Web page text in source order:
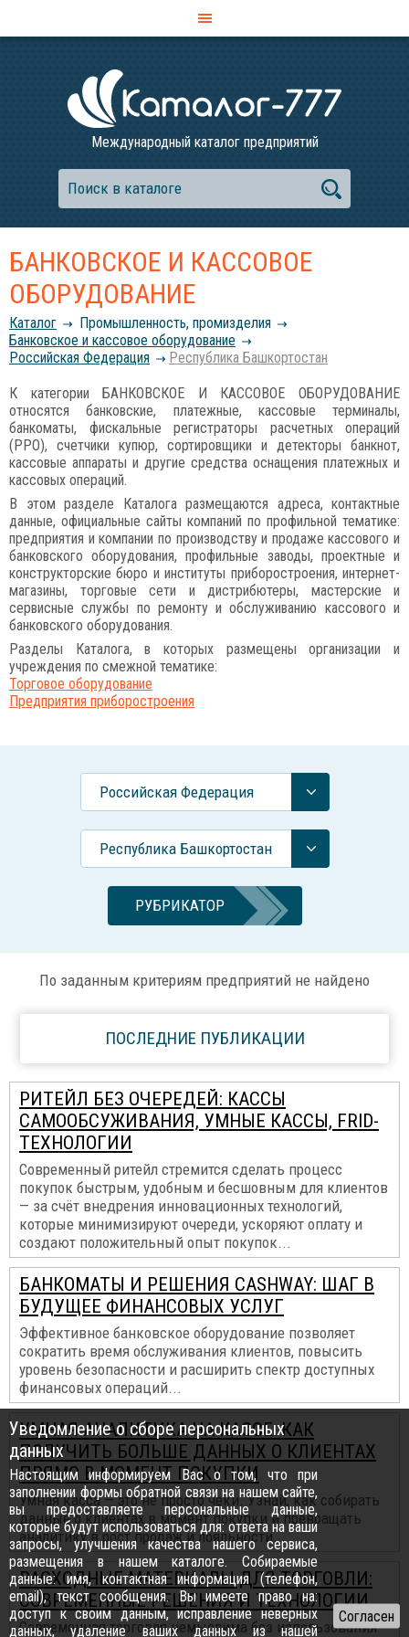
Международный каталог предприятий
БАНКОВСКОЕ И КАССОВОЕ
ОБОРУДОВАНИЕ
Каталог
Промышленность, промизделия
Банковское и кассовое оборудование
Российcкая Федерация
Республика Башкортостан
К категории БАНКОВСКОЕ И КАССОВОЕ ОБОРУДОВАНИЕ
относятся банковские, платежные, кассовые терминалы,
банкоматы, фискальные регистраторы расчетных операций
(РРО), счетчики купюр, сортировщики и детекторы банкнот,
кассовые аппараты и другие средства оснащения платежных и
кассовых операций.
В этом разделе Каталога размещаются адреса, контактные
данные, официальные сайты компаний по профильной тематике:
предприятия и компании по производству и продаже кассового и
банковского оборудования, профильные заводы, проектные и
конструкторские бюро и институты приборостроения, интернет-
магазины, торговые сети и дистрибютеры, мастерские и
сервисные службы по ремонту и обслуживанию кассового и
банковского оборудования.
Разделы Каталога, в которых размещены организации и
учреждения по смежной тематике:
Торговое оборудование
Предприятия приборостроения
Российcкая Федерация
Республика Башкортостан
РУБРИКАТОР
По заданным критериям предприятий не найдено
ПОСЛЕДНИЕ ПУБЛИКАЦИИ
РИТЕЙЛ БЕЗ ОЧЕРЕДЕЙ: КАССЫ
САМООБСУЖИВАНИЯ, УМНЫЕ КАССЫ, FRID-
ТЕХНОЛОГИИ
Современный ритейл стремится сделать процесс
покупок быстрым, удобным и бесшовным для клиентов
— за счёт внедрения инновационных технологий,
которые минимизируют очереди, ускоряют оплату и
создают положительный опыт покупок...
БАНКОМАТЫ И РЕШЕНИЯ CASHWAY: ШАГ В
БУДУЩЕЕ ФИНАНСОВЫХ УСЛУГ
Эффективное банковское оборудование позволяет
сократить время обслуживания клиентов, повысить
уровень безопасности и расширить спектр доступных
финансовых операций...
УМНАЯ АНАЛИТИКА НА КАССЕ: КАК
ПОЛУЧИТЬ БОЛЬШЕ ДАННЫХ О КЛИЕНТАХ
ПРЯМО В МОМЕНТ ПОКУПКИ
Умная касса — это не просто чеки. Узнай, как собирать
данные о клиентах в момент покупки и превращать
аналитику в рост продаж и лояльности...
РАСХОДНЫЕ МАТЕРИАЛЫ ДЛЯ ТОРГОВЛИ:
СОВРЕМЕННЫЕ РЕШЕНИЯ И ТЕХНОЛОГИИ
Современная торговля немыслима без использования
Уведомление о сборе персональных
данных
Настоящим информируем Вас о том, что при
заполнении формы обратной связи на нашем сайте,
вы предоставляете персональные данные,
которые будут использоваться для: ответа на ваши
запросы, улучшения качества нашего сервиса,
размещения в нашем каталоге. Собираемые
данные: имя, контактная информация (телефон,
email), текст сообщения. Вы имеете право на:
доступ к своим данным, исправление неверных
данных, удаление ваших данных из нашей